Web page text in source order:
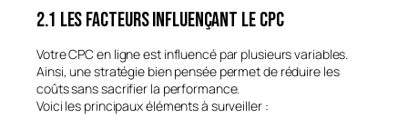
2.1 Les facteurs influençant le CPC
Votre CPC en ligne est influencé par plusieurs variables.
Ainsi, une stratégie bien pensée permet de réduire les
coûts sans sacrifier la performance.
Voici les principaux éléments à surveiller :